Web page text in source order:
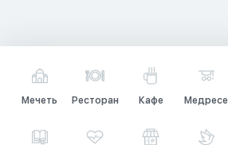
Мечеть Ресторан Кафе Медресе